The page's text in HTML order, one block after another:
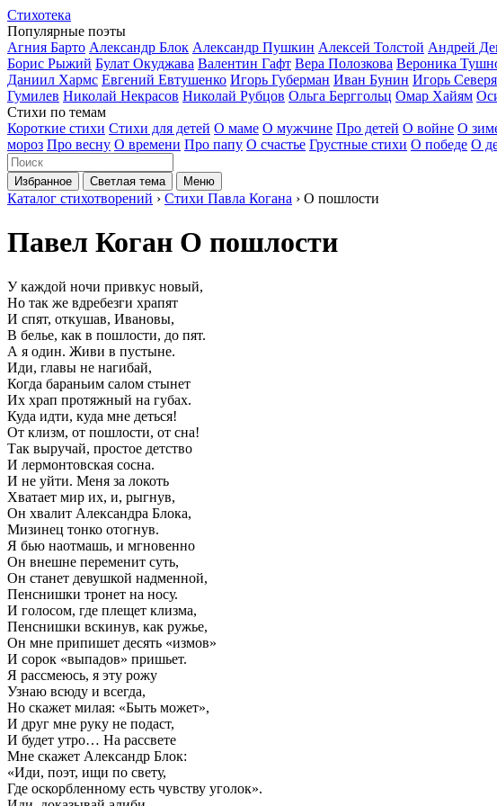
Стихотека
Популярные поэты
Агния Барто Александр Блок Александр Пушкин Алексей Толстой Андрей
Борис Рыжий Булат Окуджава Валентин Гафт Вера Полозкова Вероника
Даниил Хармс Евгений Евтушенко Игорь Губерман Иван Бунин Игорь
Гумилев Николай Некрасов Николай Рубцов Ольга Берггольц Омар Хайям
Стихи по темам
Короткие стихи Стихи для детей О маме О мужчине Про детей О войне О
мороз Про весну О времени Про папу О счастье Грустные стихи О победе О
Избранное Светлая тема Меню
Каталог стихотворений › Стихи Павла Когана › О пошлости
Павел Коган О пошлости
У каждой ночи привкус новый,
Но так же вдребезги храпят
И спят, откушав, Ивановы,
В белье, как в пошлости, до пят.
А я один. Живи в пустыне.
Иди, главы не нагибай,
Когда бараньим салом стынет
Их храп протяжный на губах.
Куда идти, куда мне деться!
От клизм, от пошлости, от сна!
Так выручай, простое детство
И лермонтовская сосна.
И не уйти. Меня за локоть
Хватает мир их, и, рыгнув,
Он хвалит Александра Блока,
Мизинец тонко отогнув.
Я бью наотмашь, и мгновенно
Он внешне переменит суть,
Он станет девушкой надменной,
Пенснишки тронет на носу.
И голосом, где плещет клизма,
Пенснишки вскинув, как ружье,
Он мне припишет десять «измов»
И сорок «выпадов» пришьет.
Я рассмеюсь, я эту рожу
Узнаю всюду и всегда,
Но скажет милая: «Быть может»,
И друг мне руку не подаст,
И будет утро… На рассвете
Мне скажет Александр Блок:
«Иди, поэт, ищи по свету,
Где оскорбленному есть чувству уголок».